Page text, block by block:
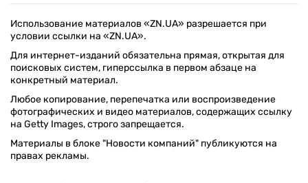
Использование материалов «ZN.UA» разрешается при
условии ссылки на «ZN.UA».
Для интернет-изданий обязательна прямая, открытая для
поисковых систем, гиперссылка в первом абзаце на
конкретный материал.
Любое копирование, перепечатка или воспроизведение
фотографических и видео материалов, содержащих ссылку
на Getty Images, строго запрещается.
Материалы в блоке "Новости компаний" публикуются на
правах рекламы.